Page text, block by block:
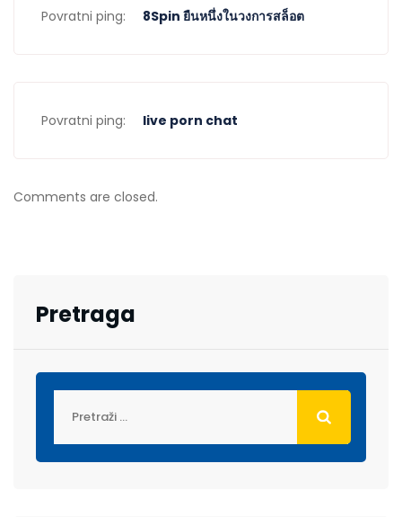
Povratni ping: 8Spin ยืนหนึ่งในวงการสล็อต
Povratni ping: live porn chat
Comments are closed.
Pretraga